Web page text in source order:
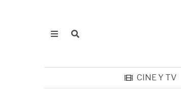
CINE Y TV